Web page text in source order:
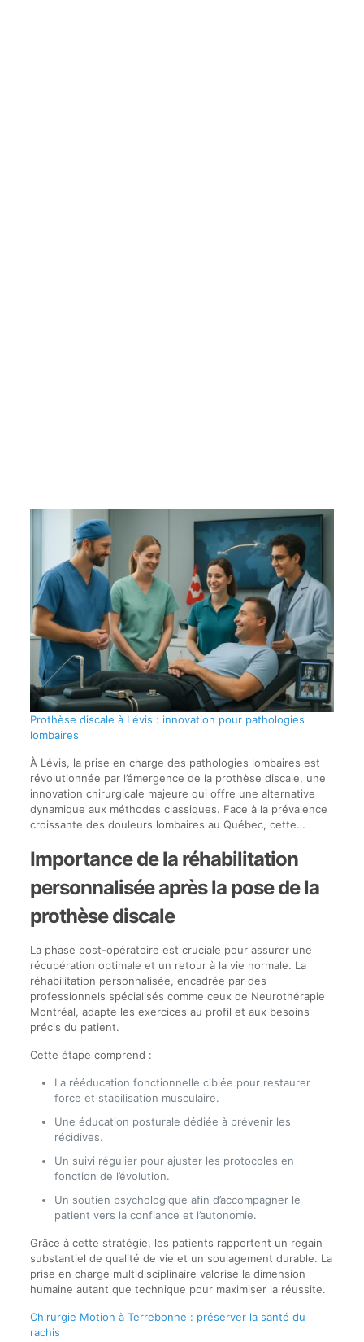
Prothèse discale à Lévis : innovation pour pathologies
lombaires
À Lévis, la prise en charge des pathologies lombaires est
révolutionnée par l’émergence de la prothèse discale, une
innovation chirurgicale majeure qui offre une alternative
dynamique aux méthodes classiques. Face à la prévalence
croissante des douleurs lombaires au Québec, cette…
Importance de la réhabilitation
personnalisée après la pose de la
prothèse discale
La phase post-opératoire est cruciale pour assurer une
récupération optimale et un retour à la vie normale. La
réhabilitation personnalisée, encadrée par des
professionnels spécialisés comme ceux de Neurothérapie
Montréal, adapte les exercices au profil et aux besoins
précis du patient.
Cette étape comprend :
La rééducation fonctionnelle ciblée pour restaurer
force et stabilisation musculaire.
Une éducation posturale dédiée à prévenir les
récidives.
Un suivi régulier pour ajuster les protocoles en
fonction de l’évolution.
Un soutien psychologique afin d’accompagner le
patient vers la confiance et l’autonomie.
Grâce à cette stratégie, les patients rapportent un regain
substantiel de qualité de vie et un soulagement durable. La
prise en charge multidisciplinaire valorise la dimension
humaine autant que technique pour maximiser la réussite.
Chirurgie Motion à Terrebonne : préserver la santé du
rachis